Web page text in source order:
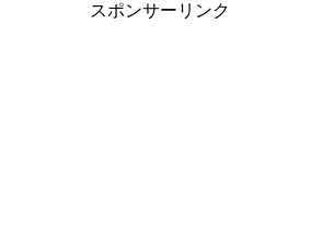
スポンサーリンク